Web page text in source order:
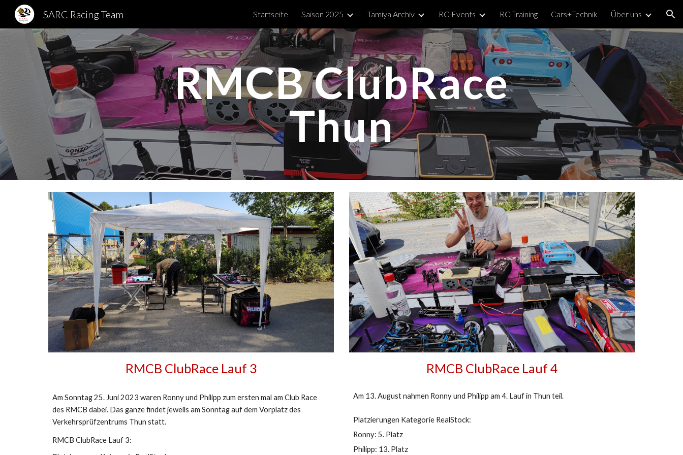
Skip to main content Skip to navigation
SARC Racing Team Startseite Saison 2025 Tamiya Archiv RC-Events RC-Training Cars+Technik Über uns
RMCB ClubRace
Thun
RMCB ClubRace Lauf 3
Am Sonntag 25. Juni 2023 waren Ronny und Philipp zum ersten mal am Club Race
des RMCB dabei. Das ganze findet jeweils am Sonntag auf dem Vorplatz des
Verkehrsprüfzentrums Thun statt.
RMCB ClubRace Lauf 3:
RMCB ClubRace Lauf 4
Am 13. August nahmen Ronny und Philipp am 4. Lauf in Thun teil.
Platzierungen Kategorie RealStock:
Ronny: 5. Platz
Philipp: 13. Platz